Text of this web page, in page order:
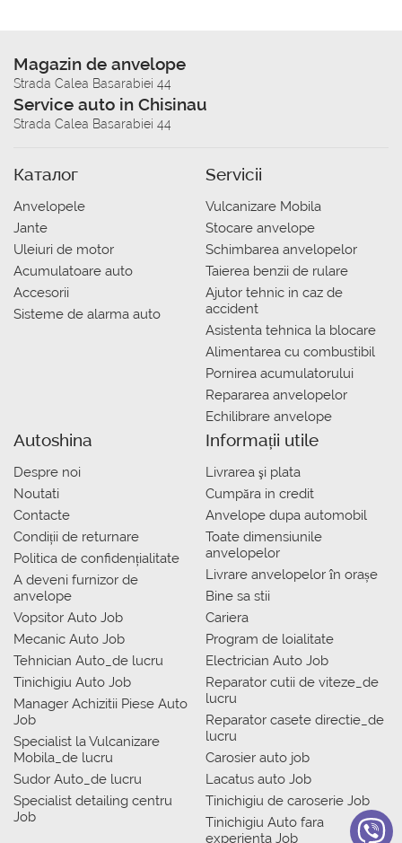
Magazin de anvelope
Strada Calea Basarabiei 44
Service auto in Chisinau
Strada Calea Basarabiei 44
Каталог
Anvelopele
Jante
Uleiuri de motor
Acumulatoare auto
Accesorii
Sisteme de alarma auto
Servicii
Vulcanizare Mobila
Stocare anvelope
Schimbarea anvelopelor
Taierea benzii de rulare
Ajutor tehnic in caz de
accident
Asistenta tehnica la blocare
Alimentarea cu combustibil
Pornirea acumulatorului
Repararea anvelopelor
Echilibrare anvelope
Autoshina
Despre noi
Noutati
Contacte
Condiții de returnare
Politica de confidențialitate
A deveni furnizor de
anvelope
Vopsitor Auto Job
Mecanic Auto Job
Tehnician Auto_de lucru
Tinichigiu Auto Job
Manager Achizitii Piese Auto
Job
Specialist la Vulcanizare
Mobila_de lucru
Sudor Auto_de lucru
Specialist detailing centru
Job
Informații utile
Livrarea şi plata
Сumpăra in credit
Anvelope dupa automobil
Toate dimensiunile
anvelopelor
Livrare anvelopelor în orașe
Bine sa stii
Cariera
Program de loialitate
Electrician Auto Job
Reparator cutii de viteze_de
lucru
Reparator casete directie_de
lucru
Carosier auto job
Lacatus auto Job
Tinichigiu de caroserie Job
Tinichigiu Auto fara
experienta Job